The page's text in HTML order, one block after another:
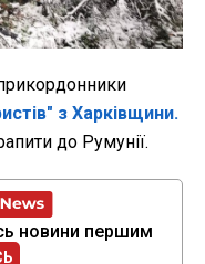
з Харківщини.
до Румунії.
новини першим